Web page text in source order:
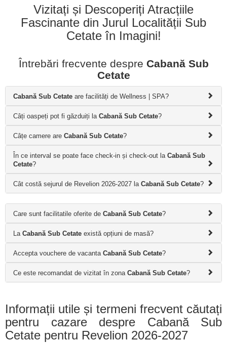
Vizitați și Descoperiți Atracțiile
Fascinante din Jurul Localității Sub
Cetate în Imagini!
Întrebări frecvente despre Cabană Sub
Cetate
Cabană Sub Cetate are facilități de Wellness | SPA?
Câți oaspeți pot fi găzduiți la Cabană Sub Cetate?
Câțe camere are Cabană Sub Cetate?
În ce interval se poate face check-in și check-out la Cabană Sub
Cetate?
Cât costă sejurul de Revelion 2026-2027 la Cabană Sub Cetate?
Care sunt facilitatile oferite de Cabană Sub Cetate?
La Cabană Sub Cetate există opțiuni de masă?
Accepta vouchere de vacanta Cabană Sub Cetate?
Ce este recomandat de vizitat în zona Cabană Sub Cetate?
Informații utile și termeni frecvent căutați
pentru cazare despre Cabană Sub
Cetate pentru Revelion 2026-2027